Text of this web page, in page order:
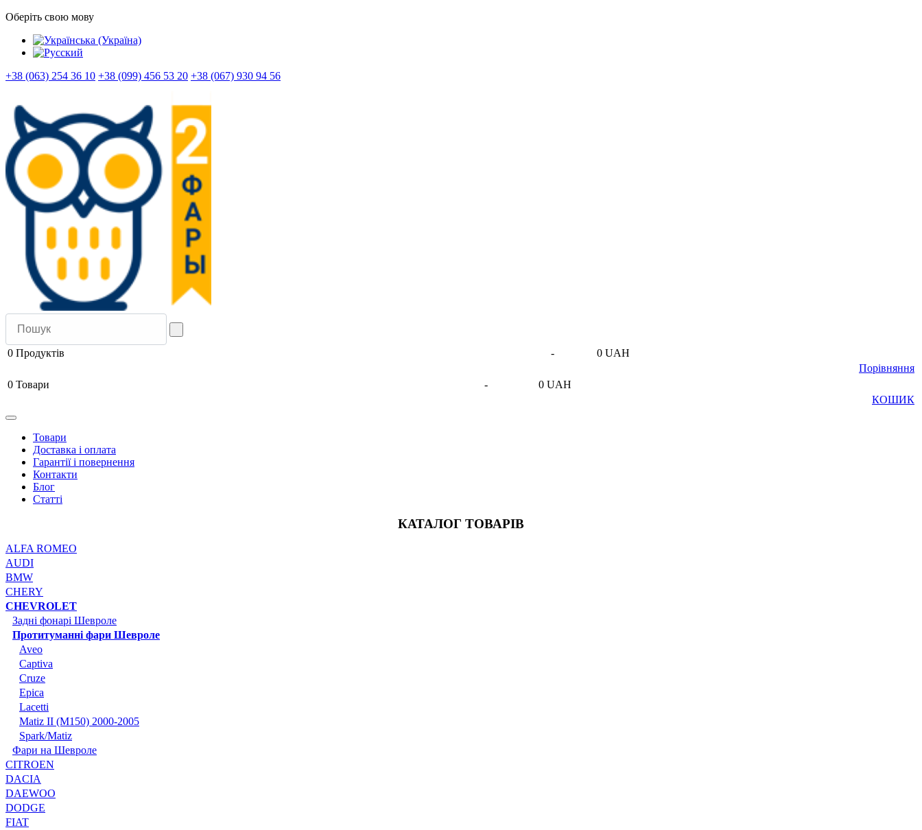
Оберіть свою мову
+38 (063) 254 36 10 +38 (099) 456 53 20 +38 (067) 930 94 56
0 Продуктів -
0 UAH
Порівняння
0 Товари -
0 UAH
КОШИК
Товари
Доставка і оплата
Гарантії і повернення
Контакти
Блог
Статті
КАТАЛОГ ТОВАРІВ
ALFA ROMEO
AUDI
BMW
CHERY
CHEVROLET
Задні фонарі Шевроле
Протитуманні фари Шевроле
Aveo
Captiva
Cruze
Epica
Lacetti
Matiz II (M150) 2000-2005
Spark/Matiz
Фари на Шевроле
CITROEN
DACIA
DAEWOO
DODGE
FIAT